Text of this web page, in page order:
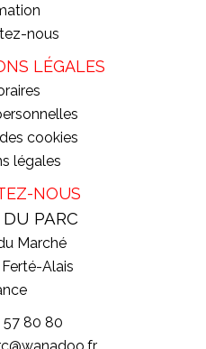
nous
LÉGALES
cookies
légales
NOUS
PARC
Marché
Ferté-Alais
57 80 80